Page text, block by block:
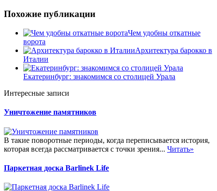
Похожие публикации
Чем удобны откатные
ворота
Архитектура барокко в
Италии
Екатеринбург: знакомимся со столицей Урала
Интересные записи
Уничтожение памятников
В такие поворотные периоды, когда переписывается история,
которая всегда рассматривается с точки зрения... Читать»
Паркетная доска Barlinek Life